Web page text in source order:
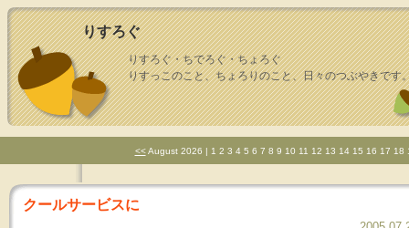
りすろぐ
りすろぐ・ちでろぐ・ちょろぐ
りすっこのこと、ちょろりのこと、日々のつぶやきです
<< August 2026 | 1 2 3 4 5 6 7 8 9 10 11 12 13 14 15 16 17
クールサービスに